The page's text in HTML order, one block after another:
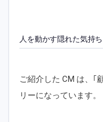
人を動かす隠れた気持ち
ご紹介した CM は、｢
リーになっています。